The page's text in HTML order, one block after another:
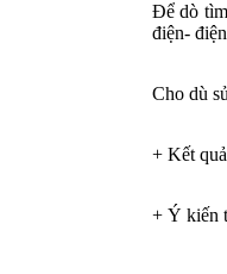
Để dò
điện-
Cho dù
+ Kết
+ Ý kiến